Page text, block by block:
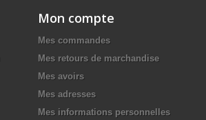
Mon compte
Mes commandes
Mes retours de marchandise
Mes avoirs
Mes adresses
Mes informations personnelles